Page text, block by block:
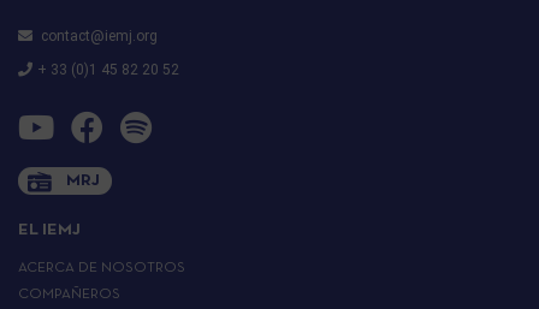
contact@iemj.org
+ 33 (0)1 45 82 20 52
MRJ
EL IEMJ
ACERCA DE NOSOTROS
COMPAÑEROS